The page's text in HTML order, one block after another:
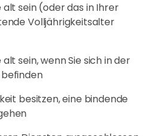
alt sein (oder das in Ihrer
Volljährigkeitsalter
sein, wenn Sie sich in der
befinden
besitzen, eine bindende